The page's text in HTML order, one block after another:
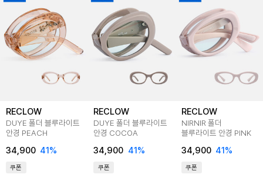
RECLOW
DUYE 폴더 블루라이트
안경 PEACH
34,900 41%
쿠폰
RECLOW
DUYE 폴더 블루라이트
안경 COCOA
34,900 41%
쿠폰
RECLOW
NIRNIR 폴더
블루라이트 안경 PINK
34,900 41%
쿠폰